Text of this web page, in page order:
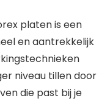
platen is een
en aantrekkelijk
niveau tillen door
die past bij je